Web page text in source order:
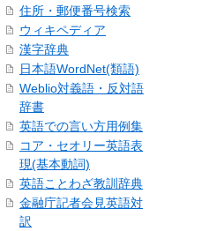
住所・郵便番号検索
ウィキペディア
漢字辞典
日本語WordNet(類語)
Weblio対義語・反対語
辞書
英語での言い方用例集
コア・セオリー英語表
現(基本動詞)
英語ことわざ教訓辞典
金融庁記者会見英語対
訳